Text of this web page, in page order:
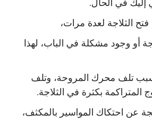
الثلاجة لعدة مرات،
أو وجود مشكلة في الباب، لهذا
تلف محرك المروحة، وتلف
المتراكمة بكثرة في الثلاجة.
عن احتكاك المواسير بالمكثف،